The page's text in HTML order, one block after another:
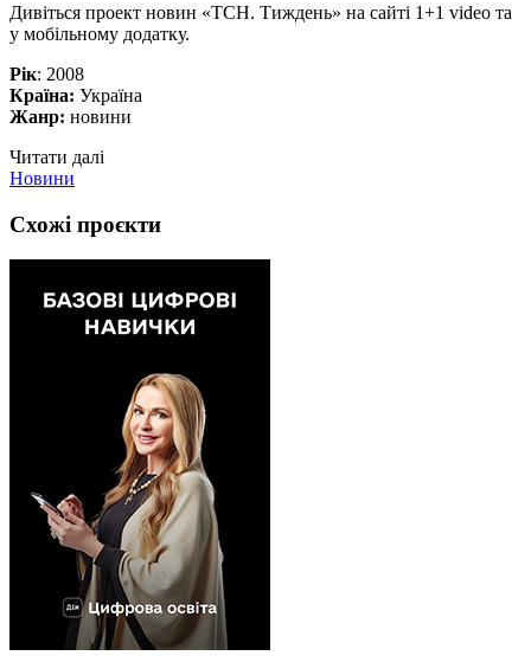
Дивіться проект новин «ТСН. Тиждень» на сайті 1+1 video та
у мобільному додатку.
Рік: 2008
Країна: Україна
Жанр: новини
Читати далі
Новини
Схожі проєкти